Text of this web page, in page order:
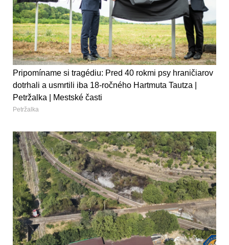
Pripomíname si tragédiu: Pred 40 rokmi psy hraničiarov
dotrhali a usmrtili iba 18-ročného Hartmuta Tautza |
Petržalka | Mestské časti
Petržalka